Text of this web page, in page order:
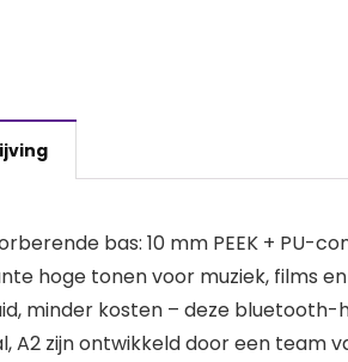
bas: 10 mm PEEK + PU-
hoge tonen voor muziek, films
minder kosten – deze
A2 zijn ontwikkeld door een team